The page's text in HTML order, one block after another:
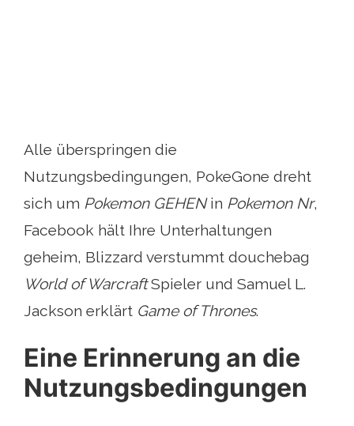
Alle überspringen die
Nutzungsbedingungen, PokeGone dreht
sich um Pokemon GEHENin Pokemon Nr,
Facebook hält Ihre Unterhaltungen
geheim, Blizzard verstummt douchebag
World of WarcraftSpieler und Samuel L.
Jackson erklärt Game of Thrones.
Eine Erinnerung an die
Nutzungsbedingungen